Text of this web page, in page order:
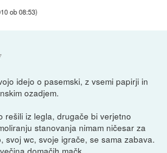
ob 08:53)
idejo o pasemski, z vsemi papirji in
ozadjem.
rešili iz legla, drugače bi verjetno
stanovanja nimam ničesar za
svoj wc, svoje igrače, se sama zabava.
domačih mačk.